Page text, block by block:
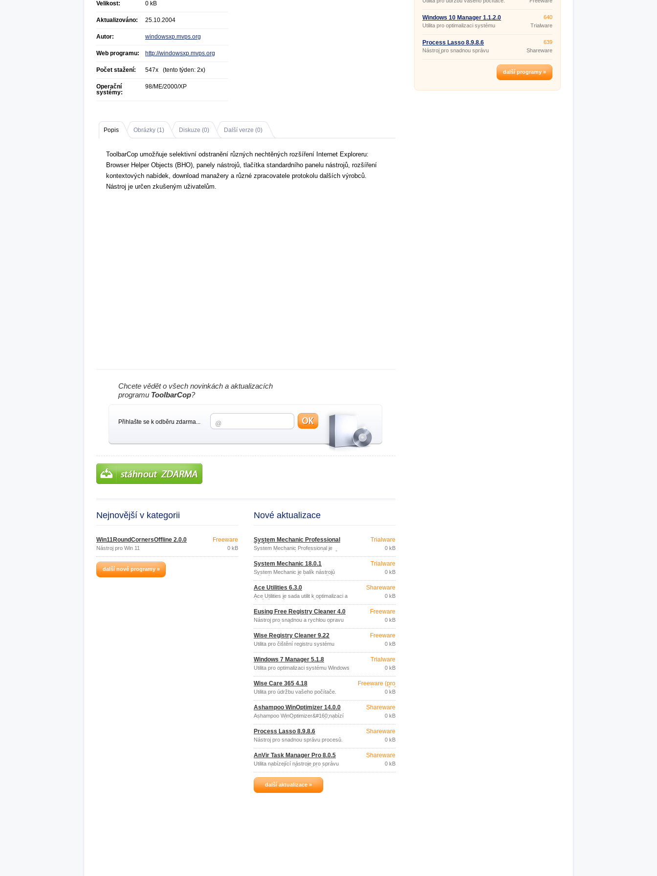
Velikost: 0 kB
Aktualizováno: 25.10.2004
Autor: windowsxp.mvps.org
Web programu: http://windowsxp.mvps.org
Počet stažení: 547x (tento týden: 2x)
Operační
systémy:
98/ME/2000/XP
Popis Obrázky (1) Diskuze (0) Další verze (0)
ToolbarCop umožňuje selektivní odstranění různých nechtěných rozšíření Internet Exploreru:
Browser Helper Objects (BHO), panely nástrojů, tlačítka standardního panelu nástrojů, rozšíření
kontextových nabídek, download manažery a různé zpracovatele protokolu dalších výrobců.
Nástroj je určen zkušeným uživatelům.
Chcete vědět o všech novinkách a aktualizacích
programu ToolbarCop?
Přihlašte se k odběru zdarma...
Nejnovější v kategorii
Win11RoundCornersOffline 2.0.0
Nástroj pro Win 11
Freeware
0 kB
další nové programy »
Nové aktualizace
System Mechanic Professional
18.0.1
System Mechanic Professional je
kompletní balík výkonných nástrojů pro
zajištění optimálního výkonu a
bezpečnosti PC.
Trialware
0 kB
System Mechanic 18.0.1
System Mechanic je balík nástrojů
určených k vyhledání, odstranění a
prevenci problémů s PC.
Trialware
0 kB
Ace Utilities 6.3.0
Ace Utilities je sada utilit k optimalizaci a
údržbě systému: odstranění
nepotřebných a duplicitních souborů,
vyčistění registru, správa aplikací
spouštěných při startu, správce cookies,
vymazání historie apod.
Shareware
0 kB
Eusing Free Registry Cleaner 4.0
Nástroj pro snadnou a rychlou opravu
chybných údajů v registru systému
Windows.
Freeware
0 kB
Wise Registry Cleaner 9.22
Utilita pro čištění registru systému
Freeware
0 kB
Windows 7 Manager 5.1.8
Utilita pro optimalizaci systému Windows
Trialware
0 kB
Wise Care 365 4.18
Utilita pro údržbu vašeho počítače.
Freeware (pro
nekomerční
účely)
0 kB
Ashampoo WinOptimizer 14.0.0
Ashampoo WinOptimizer&#160;nabízí
nástroje pro údržbu, zabezpečení a
optimalizaci výkonu vašeho systému
Windows.
Shareware
0 kB
Process Lasso 8.9.8.6
Nástroj pro snadnou správu procesů.
Shareware
0 kB
AnVir Task Manager Pro 8.0.5
Utilita nabízející nástroje pro správu
aplikací a procesů spouštěných
automaticky při startu Windows.
Shareware
0 kB
další aktualizace »
účely)
Windows 10 Manager 1.1.2.0
Utilita pro optimalizaci systému
640
Trialware
Process Lasso 8.9.8.6
Nástroj pro snadnou správu
procesů.
639
Shareware
další programy »